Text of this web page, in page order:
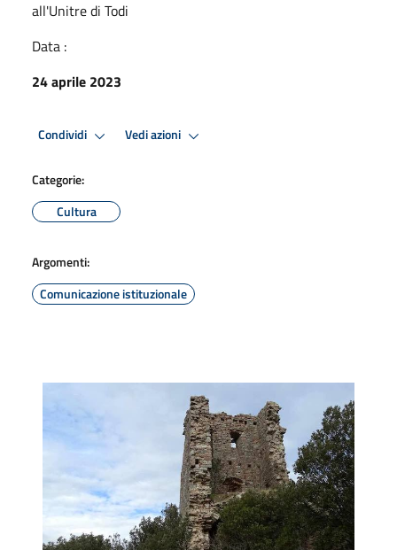
all'Unitre di Todi
Data :
24 aprile 2023
Condividi Vedi azioni
Categorie:
Cultura
Argomenti:
Comunicazione istituzionale